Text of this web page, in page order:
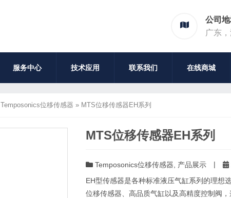
公司
广东，
服务中心 技术应用 联系我们 在线商城
Temposonics位移传感器 » MTS位移传感器EH系列
MTS位移传感器EH系列
Temposonics位移传感器 产品展示 |
EH型传感器是各种标准液压气缸系列的理想
位移传感器、高品质气缸以及高精度控制阀